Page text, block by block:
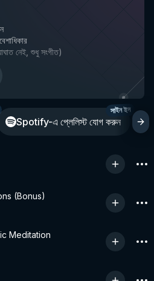
নেই, শুধু সংগীত)
Spotify-এ প্লেলিস্ট যোগ করুন
সাইন ইন
(Bonus)
Meditation